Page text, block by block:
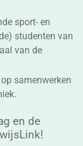
sport- en
studenten van
van de
samenwerken
en de